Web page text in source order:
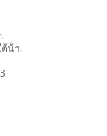
น้ํา,